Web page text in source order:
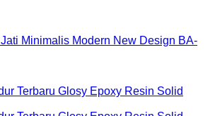
Minimalis Modern New Design BA-